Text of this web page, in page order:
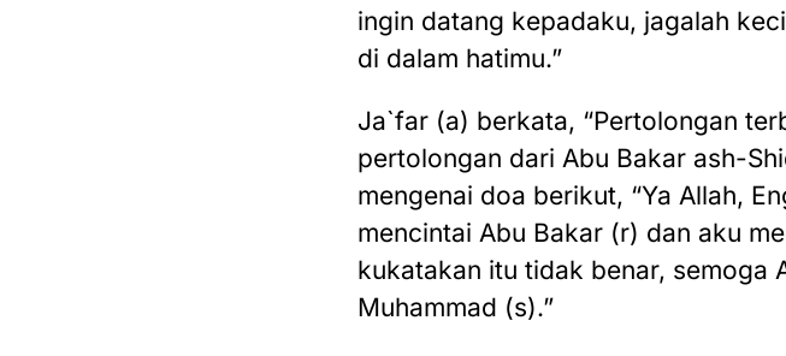
ingin datang kepadaku, jagalah
di dalam hatimu.”
Ja`far (a) berkata, “Pertolongan
pertolongan dari Abu Bakar ash-
mengenai doa berikut, “Ya Allah,
mencintai Abu Bakar (r) dan aku
kukatakan itu tidak benar, semoga
Muhammad (s).”